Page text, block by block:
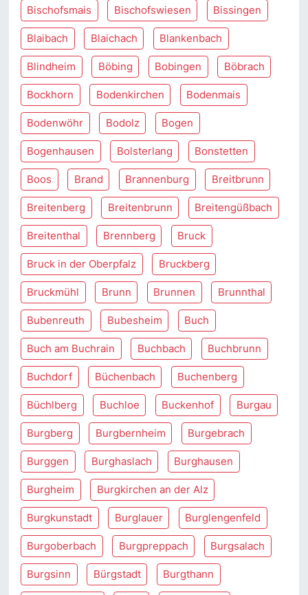
Bischofsmais Bischofswiesen Bissingen
Blaibach Blaichach Blankenbach
Blindheim Böbing Bobingen Böbrach
Bockhorn Bodenkirchen Bodenmais
Bodenwöhr Bodolz Bogen
Bogenhausen Bolsterlang Bonstetten
Boos Brand Brannenburg Breitbrunn
Breitenberg Breitenbrunn Breitengüßbach
Breitenthal Brennberg Bruck
Bruck in der Oberpfalz Bruckberg
Bruckmühl Brunn Brunnen Brunnthal
Bubenreuth Bubesheim Buch
Buch am Buchrain Buchbach Buchbrunn
Buchdorf Büchenbach Buchenberg
Büchlberg Buchloe Buckenhof Burgau
Burgberg Burgbernheim Burgebrach
Burggen Burghaslach Burghausen
Burgheim Burgkirchen an der Alz
Burgkunstadt Burglauer Burglengenfeld
Burgoberbach Burgpreppach Burgsalach
Burgsinn Bürgstadt Burgthann